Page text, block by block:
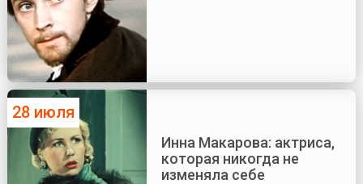
28 июля
Инна Макарова: актриса,
которая никогда не
изменяла себе